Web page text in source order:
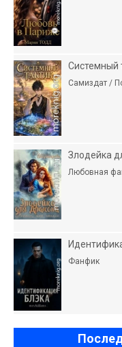
Системный
Самиздат /
Злодейка
Любовная
Фанфик